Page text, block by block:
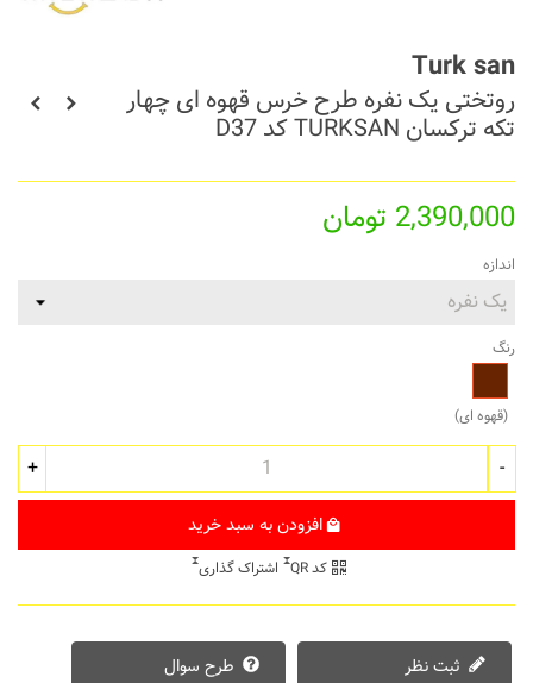
Turk san
روتختی یک نفره طرح خرس قهوه ای چهار
تکه ترکسان TURKSAN کد D37
2,390,000 تومان
اندازه
رنگ
ای
(قهوه ای)
-
+
افزودن به سبد خرید
کد QR اشتراک گذاری
ثبت نظر طرح سوال